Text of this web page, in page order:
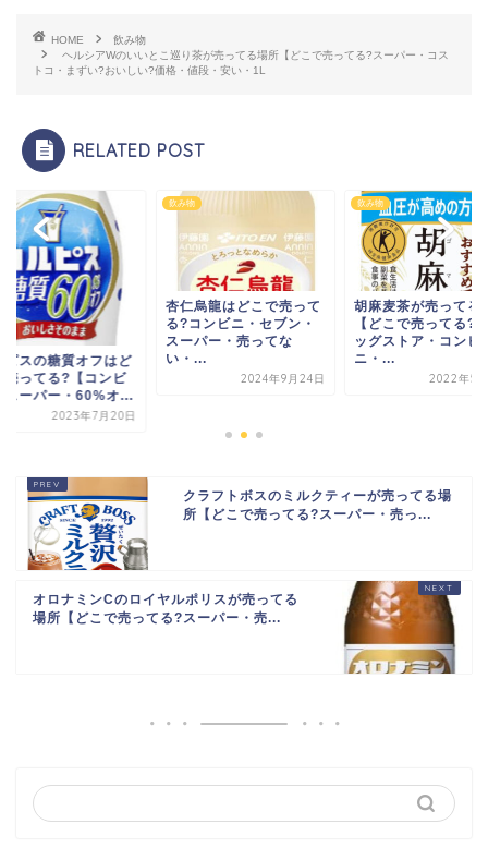
HOME
飲み物
ヘルシアWのいいとこ巡り茶が売ってる場所【どこで売ってる?スーパー・コス
トコ・まずい?おいしい?価格・値段・安い・1L
RELATED POST
ピスの糖質オフはど
売ってる?【コンビ
スーパー・60%オ...
2023年7月20日
飲み物
杏仁烏龍はどこで売って
る?コンビニ・セブン・
スーパー・売ってな
い・...
2024年9月24日
飲み物
胡麻麦茶が売ってる
【どこで売ってる?
ッグストア・コンビ
ニ・...
2022年5
クラフトボスのミルクティーが売ってる場
所【どこで売ってる?スーパー・売っ...
オロナミンCのロイヤルポリスが売ってる
場所【どこで売ってる?スーパー・売...